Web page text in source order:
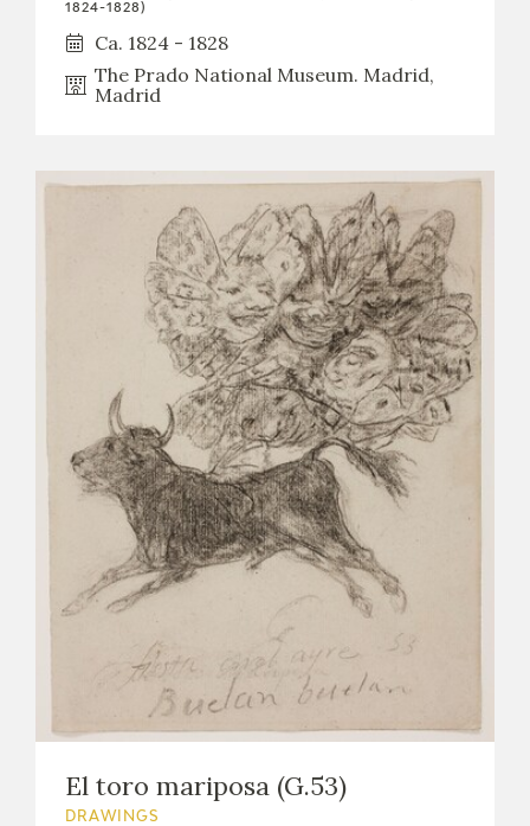
FRANCISCO DE GOYA
PREMIO ARAGÓN GOYA
EDICIONES
PUBLICACIONES
1824-1828)
Ca. 1824 - 1828
The Prado National Museum. Madrid,
Madrid
El toro mariposa (G.53)
DRAWINGS